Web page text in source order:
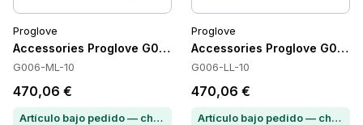
Proglove
Accessories Proglove G006-ML-10
G006-ML-10
470,06 €
Artículo bajo pedido — chatea para conocer el plazo de entrega
Proglove
Accessories Proglove G006-
G006-LL-10
470,06 €
Artículo bajo pedido — chatea para conocer el plazo de entrega